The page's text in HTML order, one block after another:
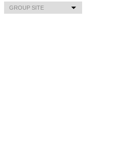
GROUP SITE
기독일보
선교신문
Cportal
BiblePortal
Ccast